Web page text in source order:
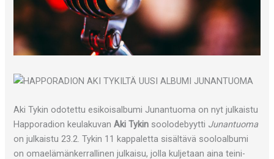
Aki Tykin odotettu esikoisalbumi Junantuoma on nyt julkaistu
Happoradion keulakuvanAki Tykin soolodebyytti Junantuoma
on julkaistu 23.2. Tykin 11 kappaletta sisältävä sooloalbumi
on omaelämänkerrallinen julkaisu, jolla kuljetaan aina teini-